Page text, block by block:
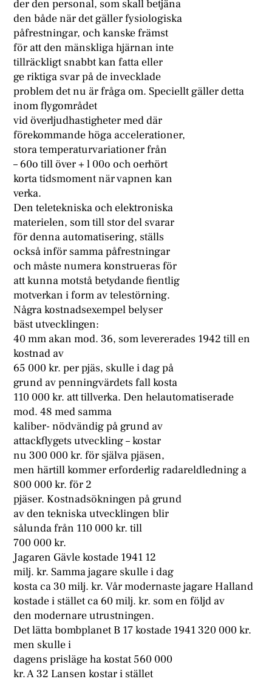
der den personal, som skall betjäna
den både när det gäller fysiologiska
påfrestningar, och kanske främst
för att den mänskliga hjärnan inte
tillräckligt snabbt kan fatta eller
ge riktiga svar på de invecklade
problem det nu är fråga om. Speciellt gäller detta
inom flygområdet
vid överljudhastigheter med där
förekommande höga accelerationer,
stora temperaturvariationer från
– 60o till över + l 00o och oerhört
korta tidsmoment när vapnen kan
verka.
Den teletekniska och elektroniska
materielen, som till stor del svarar
för denna automatisering, ställs
också inför samma påfrestningar
och måste numera konstrueras för
att kunna motstå betydande fientlig
motverkan i form av telestörning.
Några kostnadsexempel belyser
bäst utvecklingen:
40 mm akan mod. 36, som levererades 1942 till en
kostnad av
65 000 kr. per pjäs, skulle i dag på
grund av penningvärdets fall kosta
110 000 kr. att tillverka. Den helautomatiserade
mod. 48 med samma
kaliber- nödvändig på grund av
attackflygets utveckling – kostar
nu 300 000 kr. för själva pjäsen,
men härtill kommer erforderlig radareldledning a
800 000 kr. för 2
pjäser. Kostnadsökningen på grund
av den tekniska utvecklingen blir
sålunda från 110 000 kr. till
700 000 kr.
Jagaren Gävle kostade 1941 12
milj. kr. Samma jagare skulle i dag
kosta ca 30 milj. kr. Vår modernaste jagare Halland
kostade i stället ca 60 milj. kr. som en följd av
den modernare utrustningen.
Det lätta bombplanet B 17 kostade 1941 320 000 kr.
men skulle i
dagens prisläge ha kostat 560 000
kr. A 32 Lansen kostar i stället